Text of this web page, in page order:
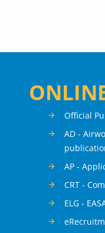
Official
AD -
AP -
CRT -
ELG -